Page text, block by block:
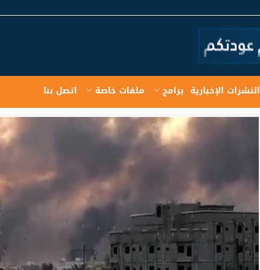
النشرات الإخبارية برامج ملفات خاصة اتصل بنا